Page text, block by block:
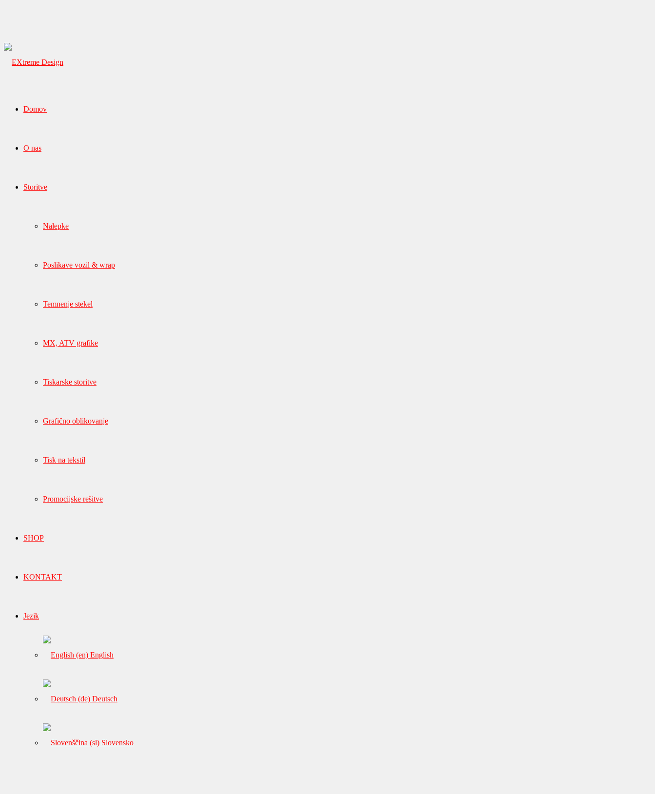
Domov
O nas
Storitve
Nalepke
Poslikave vozil & wrap
Temnenje stekel
MX, ATV grafike
Tiskarske storitve
Grafično oblikovanje
Tisk na tekstil
Promocijske rešitve
SHOP
KONTAKT
Jezik
English
Deutsch
Slovensko